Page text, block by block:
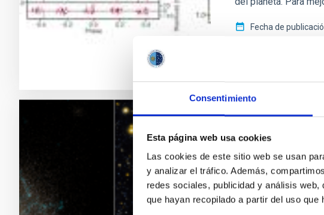
Consentimiento
Esta página web usa cookies
Las cookies de este sitio web se usan
y analizar el tráfico. Además,
redes sociales, publicidad y análisis
que hayan recopilado a partir del uso
Fecha de
Una medida
las galaxias
En el modelo
dentro de masivos